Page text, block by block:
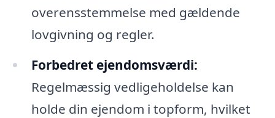
overensstemmelse med gældende
lovgivning og regler.
Forbedret ejendomsværdi:
Regelmæssig vedligeholdelse kan
holde din ejendom i topform, hvilket